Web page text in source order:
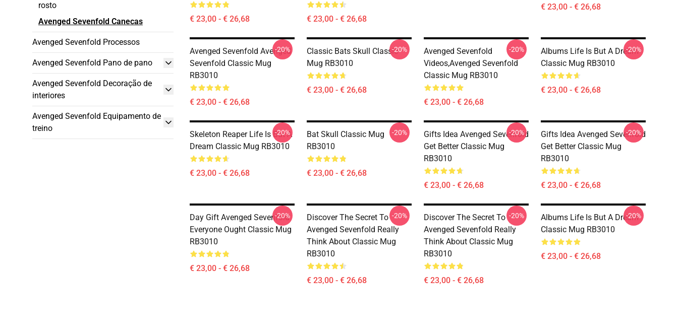
rosto
Avenged Sevenfold Canecas
Avenged Sevenfold Processos
Avenged Sevenfold Pano de pano
Avenged Sevenfold Decoração de
interiores
Avenged Sevenfold Equipamento de
treino
€ 23,00 - € 26,68 € 23,00 - € 26,68
€ 23,00 - € 26,68
Avenged Sevenfold Avenged
Sevenfold Classic Mug
RB3010
€ 23,00 - € 26,68
-20%
Classic Bats Skull Classic
Mug RB3010
€ 23,00 - € 26,68
-20%
Avenged Sevenfold
Videos,avenged Sevenfold
Classic Mug RB3010
€ 23,00 - € 26,68
-20%
Albums Life Is But A Dream
Classic Mug RB3010
€ 23,00 - € 26,68
-20%
Skeleton Reaper Life Is But A
Dream Classic Mug RB3010
€ 23,00 - € 26,68
-20%
Bat Skull Classic Mug
RB3010
€ 23,00 - € 26,68
-20%
Gifts Idea Avenged Sevenfold
Get Better Classic Mug
RB3010
€ 23,00 - € 26,68
-20%
Gifts Idea Avenged Sevenfold
Get Better Classic Mug
RB3010
€ 23,00 - € 26,68
-20%
Day Gift Avenged Sevenfold
Everyone Ought Classic Mug
RB3010
€ 23,00 - € 26,68
-20%
Discover The Secret To
Avenged Sevenfold Really
Think About Classic Mug
RB3010
€ 23,00 - € 26,68
-20%
Discover The Secret To
Avenged Sevenfold Really
Think About Classic Mug
RB3010
€ 23,00 - € 26,68
-20%
Albums Life Is But A Dream
Classic Mug RB3010
€ 23,00 - € 26,68
-20%